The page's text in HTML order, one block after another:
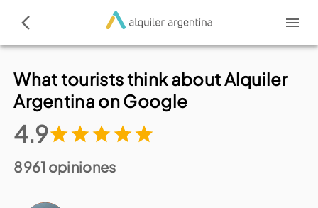
What tourists think about Alquiler
Argentina on Google
4.9
8961 opiniones